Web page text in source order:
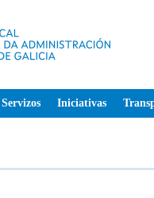
Servizos Iniciativas